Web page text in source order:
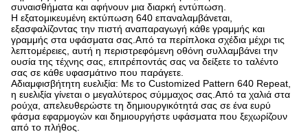
συναισθήματα και αφήνουν μια διαρκή εντύπωση.
Η εξατομικευμένη εκτύπωση 640 επαναλαμβάνεται,
εξασφαλίζοντας την πιστή αναπαραγωγή κάθε γραμμής και
γραμμής στα υφάσματα σας.Από τα περίπλοκα σχέδια μέχρι τις
λεπτομέρειες, αυτή η περιστρεφόμενη οθόνη συλλαμβάνει την
ουσία της τέχνης σας, επιτρέποντάς σας να δείξετε το ταλέντο
σας σε κάθε υφασμάτινο που παράγετε.
Αδιαμφισβήτητη ευελιξία: Με το Customized Pattern 640 Repeat,
η ευελιξία γίνεται ο μεγαλύτερος σύμμαχος σας.Από τα χαλιά στα
ρούχα, απελευθερώστε τη δημιουργικότητά σας σε ένα ευρύ
φάσμα εφαρμογών και δημιουργήστε υφάσματα που ξεχωρίζουν
από το πλήθος.